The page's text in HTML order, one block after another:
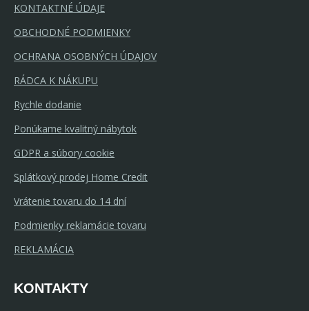
KONTAKTNÉ ÚDAJE
OBCHODNÉ PODMIENKY
OCHRANA OSOBNÝCH ÚDAJOV
RÁDCA K NÁKUPU
Rychle dodanie
Ponúkame kvalitný nábytok
GDPR a súbory cookie
Splátkový prodej Home Credit
Vrátenie tovaru do 14 dní
Podmienky reklamácie tovaru
REKLAMÁCIA
KONTAKTY